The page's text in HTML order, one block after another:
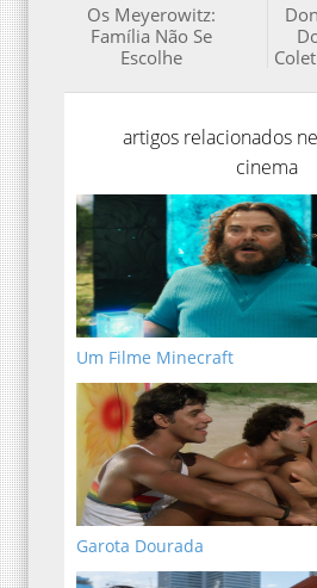
Os Meyerowitz:
Família Não Se
Escolhe
artigos relacionados
cinema
Um Filme Minecraft
Garota Dourada